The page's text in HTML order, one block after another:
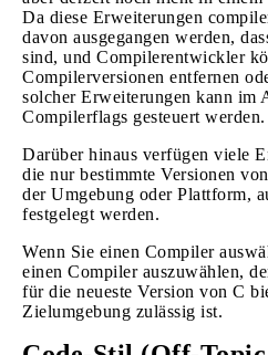
Da diese Erweiterungen
davon ausgegangen werden,
sind, und Compilerentwickler
Compilerversionen entfernen
solcher Erweiterungen kann im
Compilerflags gesteuert werden.
Darüber hinaus verfügen viele
die nur bestimmte Versionen
der Umgebung oder Plattform,
festgelegt werden.
Wenn Sie einen Compiler
einen Compiler auszuwählen,
für die neueste Version von C
Zielumgebung zulässig ist.